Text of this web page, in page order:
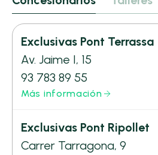
Exclusivas Pont Terrassa
Av. Jaime I, 15
93 783 89 55
Más información
Exclusivas Pont Ripollet
Carrer Tarragona, 9